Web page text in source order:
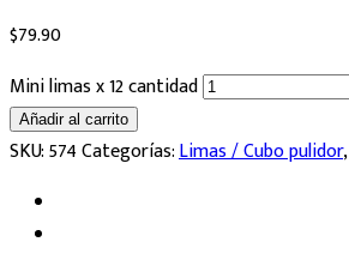
$79.90
Mini limas x 12 cantidad
Añadir al carrito
SKU:574Categorías:Limas / Cubo pulidor,